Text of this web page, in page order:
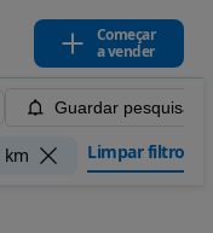
Começar
a vender
Guardar pesquisa
km Limpar filtros